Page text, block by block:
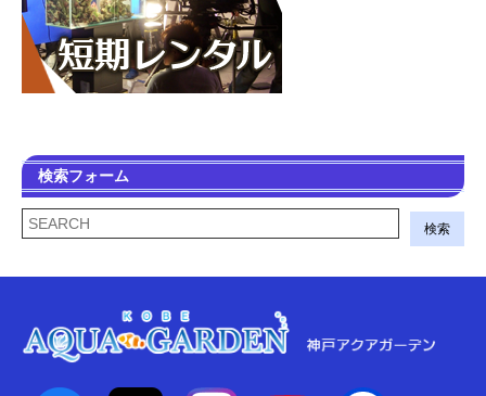
検索フォーム
検索